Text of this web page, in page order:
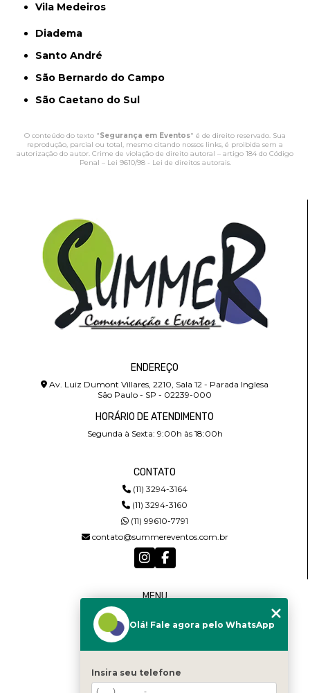
Vila Medeiros
Diadema
Santo André
São Bernardo do Campo
São Caetano do Sul
O conteúdo do texto "Segurança em Eventos" é de direito reservado. Sua
reprodução, parcial ou total, mesmo citando nossos links, é proibida sem a
autorização do autor. Crime de violação de direito autoral – artigo 184 do Código
Penal – Lei 9610/98 - Lei de direitos autorais.
ENDEREÇO
Av. Luiz Dumont Villares, 2210, Sala 12 - Parada Inglesa
São Paulo - SP - 02239-000
HORÁRIO DE ATENDIMENTO
Segunda à Sexta: 9:00h às 18:00h
CONTATO
(11) 3294-3164
(11) 3294-3160
(11) 99610-7791
contato@summereventos.com.br
MENU
QUEM SOMOS
CONTATO
CATEGORIAS
Olá! Fale agora pelo WhatsApp
Insira seu telefone